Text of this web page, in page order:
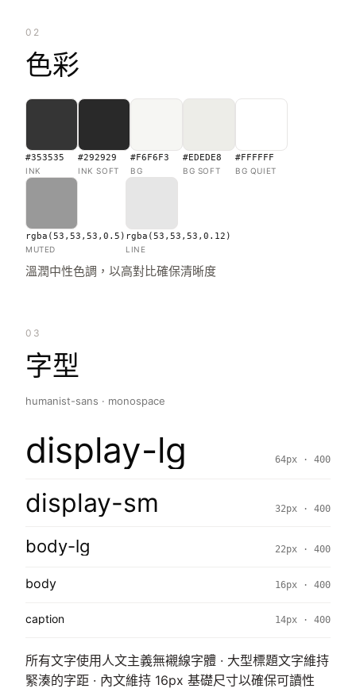
02
色彩
#353535
INK
#292929
INK SOFT
#F6F6F3
BG
#EDEDE8
BG SOFT
#FFFFFF
BG QUIET
rgba(53,53,53,0.5)
MUTED
rgba(53,53,53,0.12)
LINE
溫潤中性色調，以高對比確保清晰度
03
字型
humanist-sans · monospace
display-lg 64px · 400
display-sm 32px · 400
body-lg 22px · 400
body 16px · 400
caption 14px · 400
所有文字使用人文主義無襯線字體 · 大型標題文字維持
緊湊的字距 · 內文維持 16px 基礎尺寸以確保可讀性